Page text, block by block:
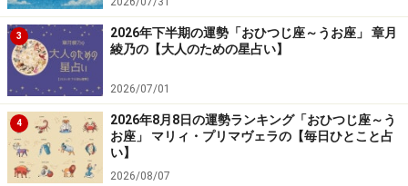
を。
かに座（6月22日～7月22日生まれ）
新しい可能性の扉が開きます。
人とのつながりから、意外な道が開けてくるはず。好き
3
2026年下半期の運勢「おひつじ座～うお座」 章月
綾乃の【大人のための星占い】
2026/07/01
4
2026年8月8日の運勢ランキング「おひつじ座～う
お座」 マリィ・プリマヴェラの【毎日ひとこと占
い】
2026/08/07